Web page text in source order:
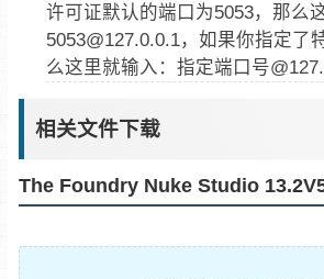
许可证默认的端口为5053，那么
5053@127.0.0.1，如果你指定了
么这里就输入：指定端口号
相关文件下载
The Foundry Nuke Studio